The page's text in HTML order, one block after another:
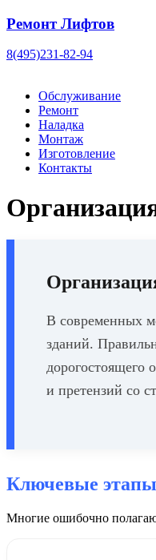
Ремонт Лифтов
8(495)231-82-94
Обслуживание
Ремонт
Наладка
Монтаж
Изготовление
Контакты
В современных
зданий.
дорогостоящего
и претензий со
Ключевые
Многие ошибочно